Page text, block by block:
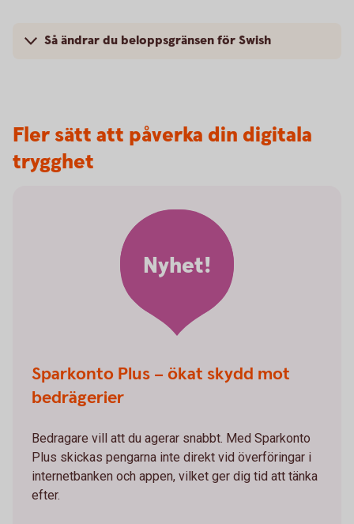
Så ändrar du beloppsgränsen för Swish
Fler sätt att påverka din digitala
trygghet
Sparkonto Plus – ökat skydd mot
bedrägerier
Bedragare vill att du agerar snabbt. Med Sparkonto
Plus skickas pengarna inte direkt vid överföringar i
internetbanken och appen, vilket ger dig tid att tänka
efter.
Nyhet!